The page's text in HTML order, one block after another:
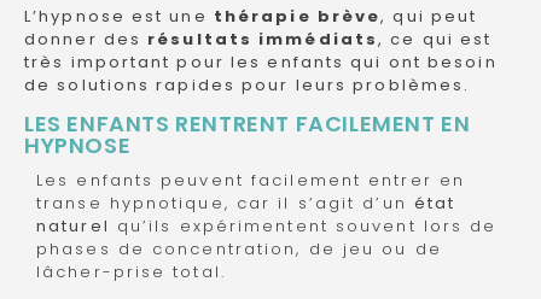
L’hypnose est une thérapie brève, qui peut
donner des résultats immédiats, ce qui est
très important pour les enfants qui ont besoin
de solutions rapides pour leurs problèmes.
LES ENFANTS RENTRENT FACILEMENT EN
HYPNOSE
Les enfants peuvent facilement entrer en
transe hypnotique, car il s’agit d’un état
naturel qu’ils expérimentent souvent lors de
phases de concentration, de jeu ou de
lâcher-prise total.